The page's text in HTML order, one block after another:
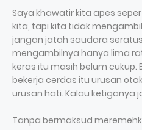
Saya khawatir kita apes
kita, tapi kita tidak
jangan jatah saudara
mengambilnya hanya lima
keras itu masih belum cukup.
bekerja cerdas itu urusan
urusan hati. Kalau ketiganya
Tanpa bermaksud